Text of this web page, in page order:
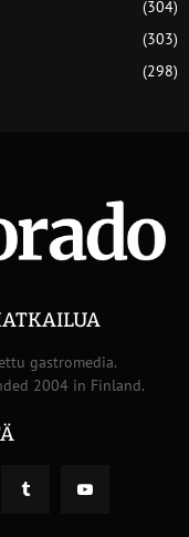
(304)
(303)
(298)
gastromedia.
2004 in Finland.